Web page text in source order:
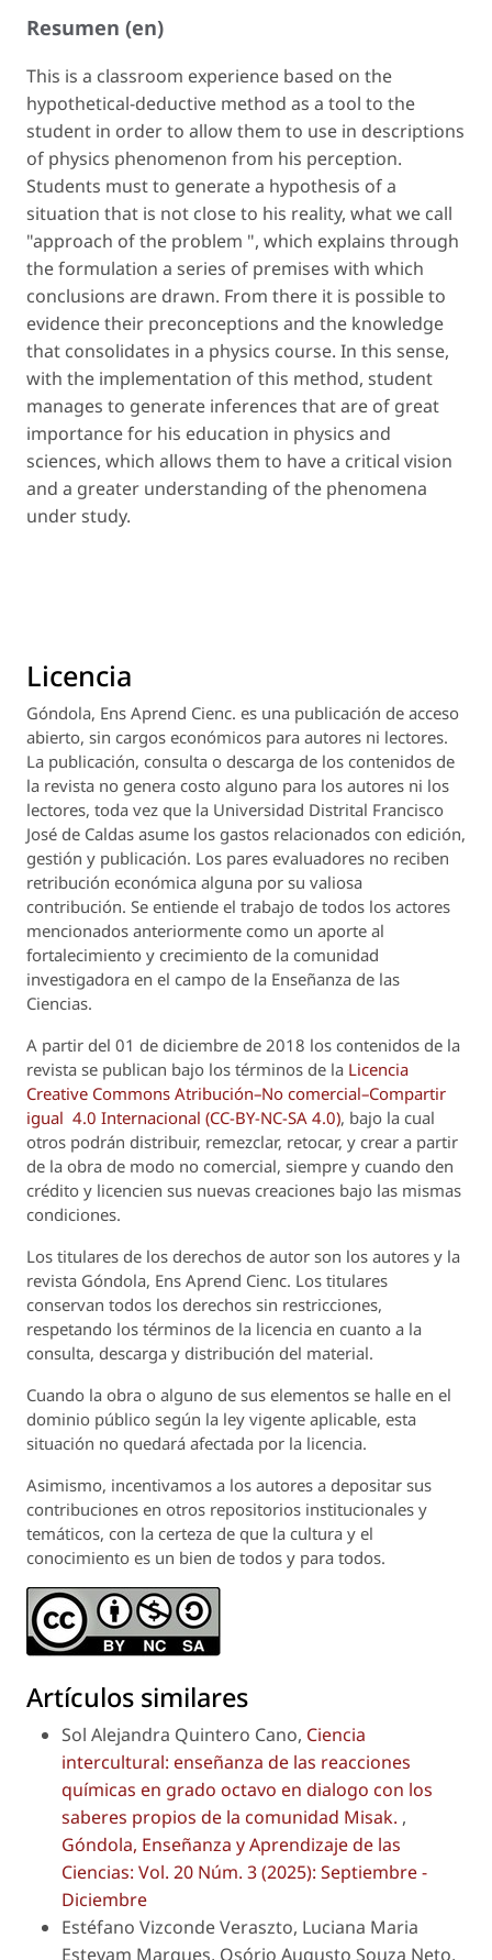
Resumen (en)
This is a classroom experience based on the
hypothetical-deductive method as a tool to the
student in order to allow them to use in descriptions
of physics phenomenon from his perception.
Students must to generate a hypothesis of a
situation that is not close to his reality, what we call
"approach of the problem ", which explains through
the formulation a series of premises with which
conclusions are drawn. From there it is possible to
evidence their preconceptions and the knowledge
that consolidates in a physics course. In this sense,
with the implementation of this method, student
manages to generate inferences that are of great
importance for his education in physics and
sciences, which allows them to have a critical vision
and a greater understanding of the phenomena
under study.
Licencia
Góndola, Ens Aprend Cienc. es una publicación de acceso
abierto, sin cargos económicos para autores ni lectores.
La publicación, consulta o descarga de los contenidos de
la revista no genera costo alguno para los autores ni los
lectores, toda vez que la Universidad Distrital Francisco
José de Caldas asume los gastos relacionados con edición,
gestión y publicación. Los pares evaluadores no reciben
retribución económica alguna por su valiosa
contribución. Se entiende el trabajo de todos los actores
mencionados anteriormente como un aporte al
fortalecimiento y crecimiento de la comunidad
investigadora en el campo de la Enseñanza de las
Ciencias.
A partir del 01 de diciembre de 2018 los contenidos de la
revista se publican bajo los términos de la Licencia
Creative Commons Atribución–No comercial–Compartir
igual 4.0 Internacional (CC-BY-NC-SA 4.0), bajo la cual
otros podrán distribuir, remezclar, retocar, y crear a partir
de la obra de modo no comercial, siempre y cuando den
crédito y licencien sus nuevas creaciones bajo las mismas
condiciones.
Los titulares de los derechos de autor son los autores y la
revista Góndola, Ens Aprend Cienc. Los titulares
conservan todos los derechos sin restricciones,
respetando los términos de la licencia en cuanto a la
consulta, descarga y distribución del material.
Cuando la obra o alguno de sus elementos se halle en el
dominio público según la ley vigente aplicable, esta
situación no quedará afectada por la licencia.
Asimismo, incentivamos a los autores a depositar sus
contribuciones en otros repositorios institucionales y
temáticos, con la certeza de que la cultura y el
conocimiento es un bien de todos y para todos.
Artículos similares
Sol Alejandra Quintero Cano, Ciencia
intercultural: enseñanza de las reacciones
químicas en grado octavo en dialogo con los
saberes propios de la comunidad Misak. ,
Góndola, Enseñanza y Aprendizaje de las
Ciencias: Vol. 20 Núm. 3 (2025): Septiembre -
Diciembre
Estéfano Vizconde Veraszto, Luciana Maria
Estevam Marques, Osório Augusto Souza Neto,